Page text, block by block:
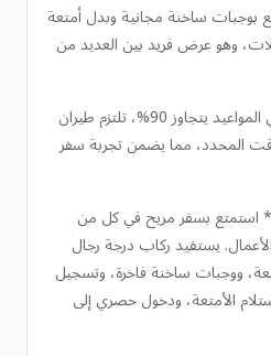
بوجبات ساخنة مجانية وبدل أمتعة
وهو عرض فريد بين العديد من
- **أداء موثوق:** مع أداء في المواعيد يتجاوز 90%، تلتزم طيران
المحدد، مما يضمن تجربة سفر
بسفر مريح في كل من
يستفيد ركاب درجة رجال
ووجبات ساخنة فاخرة، وتسجيل
الأمتعة، ودخول حصري إلى